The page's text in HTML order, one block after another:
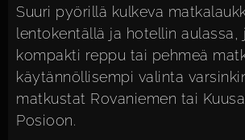
Suuri pyörillä kulkeva
lentokentällä ja hotellin aulassa,
kompakti reppu tai pehmeä
käytännöllisempi valinta
matkustat Rovaniemen tai
Posioon.